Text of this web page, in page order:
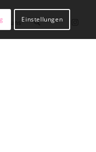
uns Einstellungen